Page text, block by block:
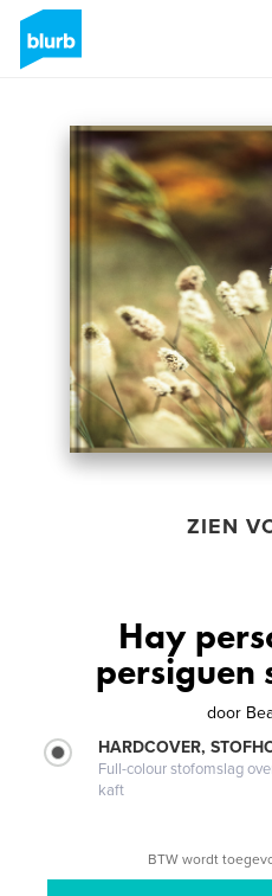
ZIEN
Hay
persiguen
door
HARDCOVER,
Full-colour stofomslag
kaft
BTW wordt